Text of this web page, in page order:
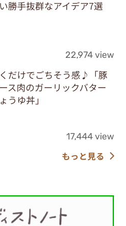
勝手抜群なアイデア7選
22,974 view
だけでごちそう感♪「豚
ス肉のガーリックバター
うゆ丼」
17,444 view
もっと見る